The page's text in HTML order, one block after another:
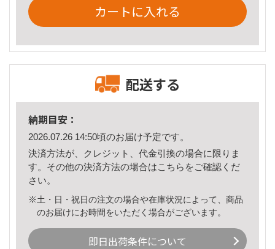
カートに入れる
配送する
納期目安：
2026.07.26 14:50頃のお届け予定です。
決済方法が、クレジット、代金引換の場合に限りま
す。その他の決済方法の場合はこちら をご確認くだ
さい。
※土・日・祝日の注文の場合や在庫状況によって、商品
のお届けにお時間をいただく場合がございます。
即日出荷条件について